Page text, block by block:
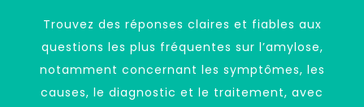
Trouvez des réponses claires et fiables aux
questions les plus fréquentes sur l’amylose,
notamment concernant les symptômes, les
causes, le diagnostic et le traitement, avec